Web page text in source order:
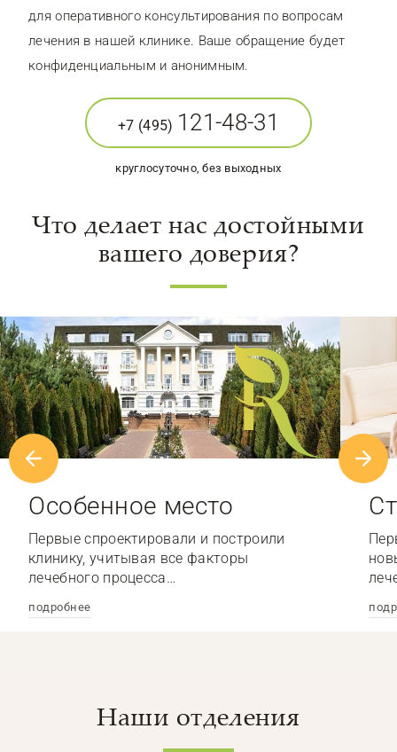
для оперативного консультирования по вопросам
лечения в нашей клинике. Ваше обращение будет
конфиденциальным и анонимным.
+7 (495) 121-48-31
круглосуточно, без выходных
Что делает нас достойными
вашего доверия?
Особенное место
Первые спроектировали и построили
клинику, учитывая все факторы
лечебного процесса…
подробнее
Наши отделения